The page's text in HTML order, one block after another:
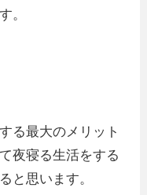
。
る最大のメリット
夜寝る生活をする
と思います。